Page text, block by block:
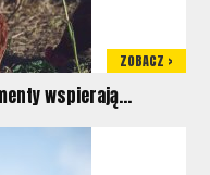
ZOBACZ >
wspierają...